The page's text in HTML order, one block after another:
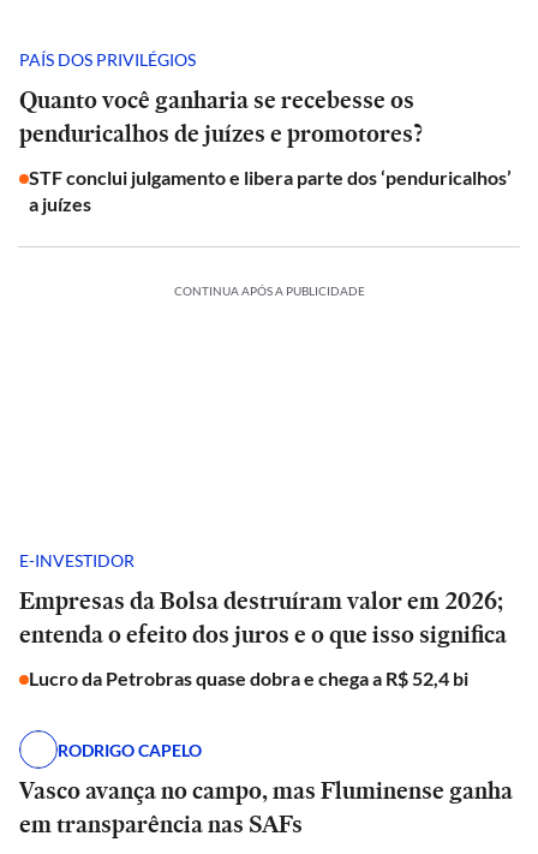
PAÍS DOS PRIVILÉGIOS
Quanto você ganharia se recebesse os
penduricalhos de juízes e promotores?
STF conclui julgamento e libera parte dos ‘penduricalhos’
a juízes
CONTINUA APÓS A PUBLICIDADE
E-INVESTIDOR
Empresas da Bolsa destruíram valor em 2026;
entenda o efeito dos juros e o que isso significa
Lucro da Petrobras quase dobra e chega a R$ 52,4 bi
RODRIGO CAPELO
Vasco avança no campo, mas Fluminense ganha
em transparência nas SAFs